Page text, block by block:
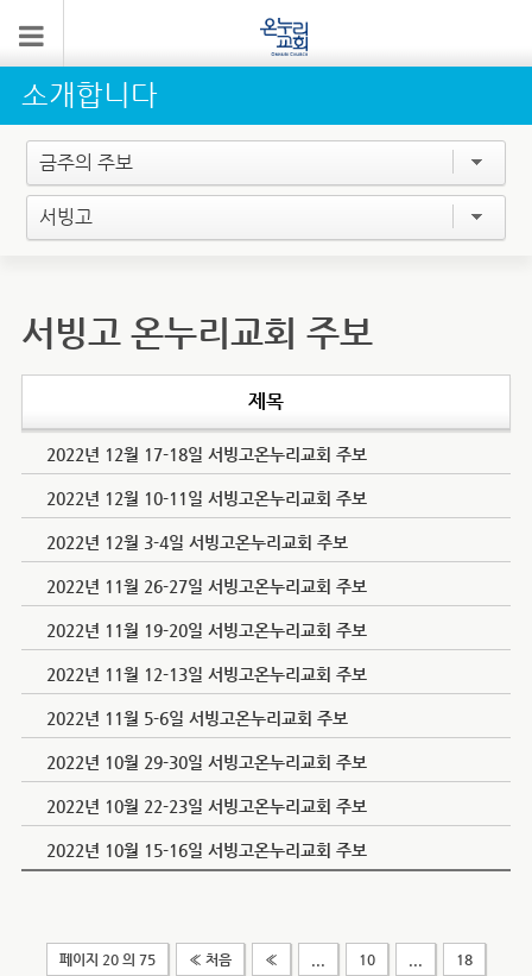
소개합니다
금주의 주보
서빙고
서빙고 온누리교회 주보
제목
2022년 12월 17-18일 서빙고온누리교회 주보
2022년 12월 10-11일 서빙고온누리교회 주보
2022년 12월 3-4일 서빙고온누리교회 주보
2022년 11월 26-27일 서빙고온누리교회 주보
2022년 11월 19-20일 서빙고온누리교회 주보
2022년 11월 12-13일 서빙고온누리교회 주보
2022년 11월 5-6일 서빙고온누리교회 주보
2022년 10월 29-30일 서빙고온누리교회 주보
2022년 10월 22-23일 서빙고온누리교회 주보
2022년 10월 15-16일 서빙고온누리교회 주보
페이지 20 의 75 « 처음 « 10 18